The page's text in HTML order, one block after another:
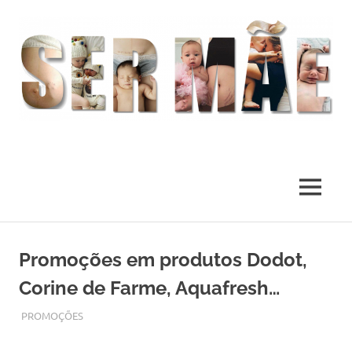
content
MENU
Promoções em produtos Dodot,
Corine de Farme, Aquafresh…
SETEMBRO 28, 2017
ADMIN
PROMOÇÕES